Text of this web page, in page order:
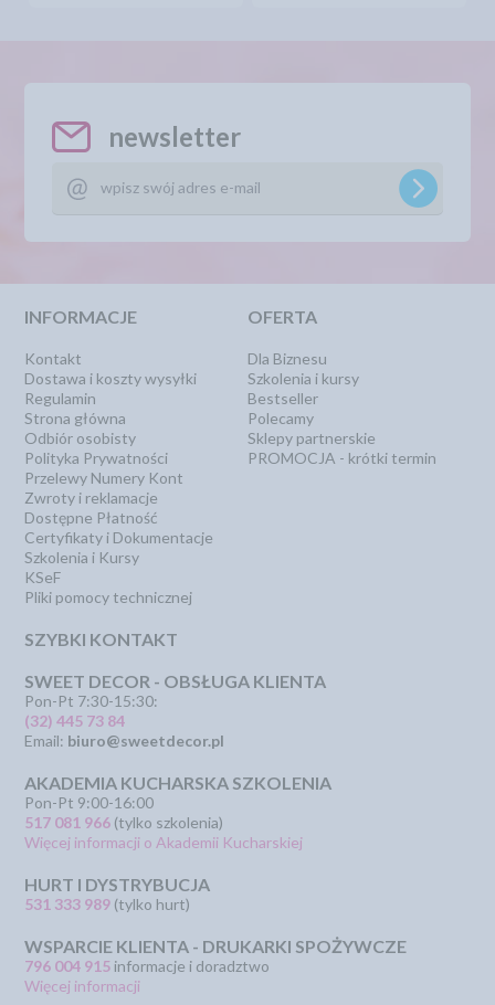
newsletter
INFORMACJE
Kontakt
Dostawa i koszty wysyłki
Regulamin
Strona główna
Odbiór osobisty
Polityka Prywatności
Przelewy Numery Kont
Zwroty i reklamacje
Dostępne Płatność
Certyfikaty i Dokumentacje
Szkolenia i Kursy
KSeF
Pliki pomocy technicznej
OFERTA
Dla Biznesu
Szkolenia i kursy
Bestseller
Polecamy
Sklepy partnerskie
PROMOCJA - krótki termin
SZYBKI KONTAKT
SWEET DECOR - OBSŁUGA KLIENTA
Pon-Pt 7:30-15:30:
(32) 445 73 84
Email: biuro@sweetdecor.pl
AKADEMIA KUCHARSKA SZKOLENIA
Pon-Pt 9:00-16:00
517 081 966 (tylko szkolenia)
Więcej informacji o Akademii Kucharskiej
HURT I DYSTRYBUCJA
531 333 989 (tylko hurt)
WSPARCIE KLIENTA - DRUKARKI SPOŻYWCZE
796 004 915 informacje i doradztwo
Więcej informacji